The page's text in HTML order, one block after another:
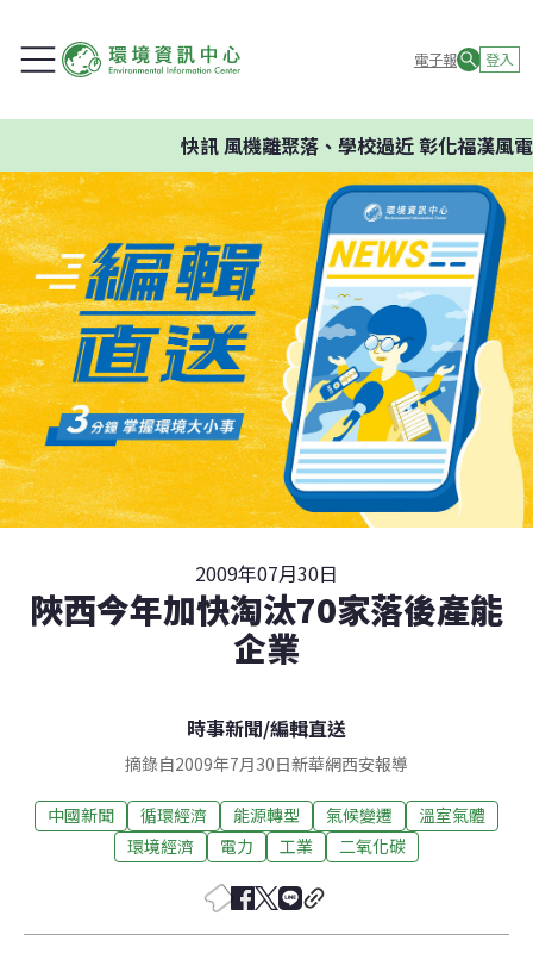
電子報 登入
快訊風機離聚落、學校過近 彰化福漢風電
2009年07月30日
陜西今年加快淘汰70家落後產能
企業
時事新聞/編輯直送
摘錄自2009年7月30日新華網西安報導
中國新聞 循環經濟 能源轉型 氣候變遷
溫室氣體
環境經濟
電力 工業 二氧化碳